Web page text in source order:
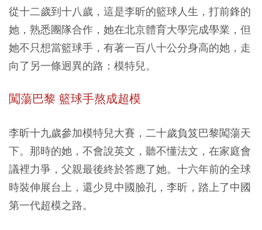
從十二歲到十八歲，這是李昕的籃球人生，打前鋒的
她，熟悉團隊合作，她在北京體育大學完成學業，但
她不只想當籃球手，有著一百八十公分身高的她，走
向了另一條迥異的路：模特兒。
闖蕩巴黎 籃球手熬成超模
李昕十九歲參加模特兒大賽，二十歲負笈巴黎闖蕩天
下。那時的她，不會說英文，聽不懂法文，在家庭會
議裡力爭，父親最後終於答應了她。十六年前的全球
時裝伸展台上，還少見中國臉孔，李昕，踏上了中國
第一代超模之路。